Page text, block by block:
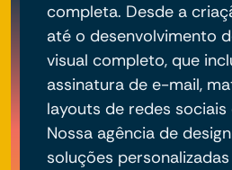
completa. Desde a
até o desenvolvimento
visual completo, que
assinatura de e-mail,
layouts de redes
Nossa agência de
soluções